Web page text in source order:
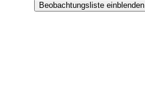
Beobachtungsliste einblenden